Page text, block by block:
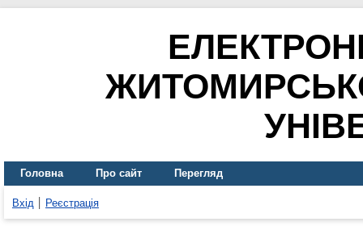
Головна Про сайт Перегляд
Вхід Реєстрація